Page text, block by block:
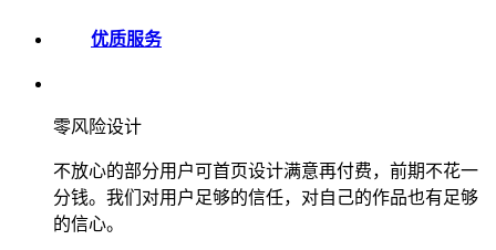
优质服务
零风险设计
不放心的部分用户可首页设计满意再付费，前期不花一
分钱。我们对用户足够的信任，对自己的作品也有足够
的信心。